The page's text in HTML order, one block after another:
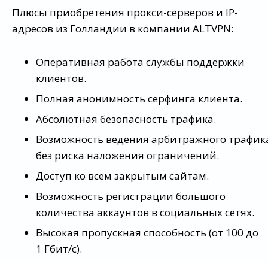
Плюсы приобретения прокси-серверов и IP-
адресов из Голландии в компании ALTVPN:
Оперативная работа службы поддержки
клиентов.
Полная анонимность серфинга клиента.
Абсолютная безопасность трафика.
Возможность ведения арбитражного
без риска наложения ограничений.
Доступ ко всем закрытым сайтам.
Возможность регистрации большого
количества аккаунтов в социальных сетях.
Высокая пропускная способность (от 100 до
1 Гбит/c).